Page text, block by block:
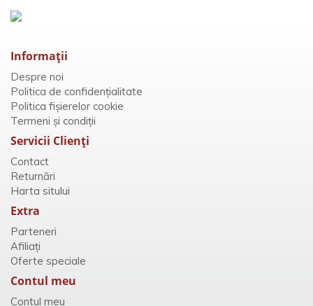
Informaţii
Despre noi
Politica de confidențialitate
Politica fișierelor cookie
Termeni și condiții
Servicii Clienţi
Contact
Returnări
Harta sitului
Extra
Parteneri
Afiliaţi
Oferte speciale
Contul meu
Contul meu